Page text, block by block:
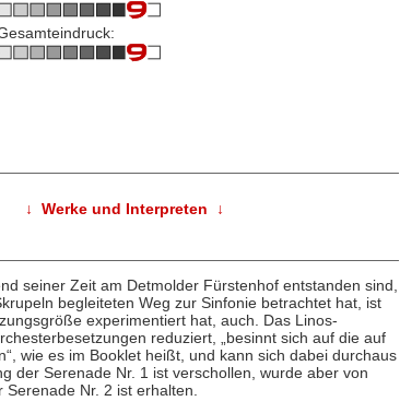
↓ Werke und Interpreten ↓
seiner Zeit am Detmolder Fürstenhof entstanden sind,
begleiteten Weg zur Sinfonie betrachtet hat, ist
experimentiert hat, auch. Das Linos-
reduziert, „besinnt sich auf die auf
wie es im Booklet heißt, und kann sich dabei durchaus
der Serenade Nr. 1 ist verschollen, wurde aber von
Nr. 2 ist erhalten.